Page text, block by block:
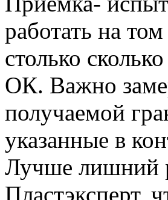
работать на
столько
ОК. Важно
получаемой
указанные в
Лучше лишний
Пластэксперт,